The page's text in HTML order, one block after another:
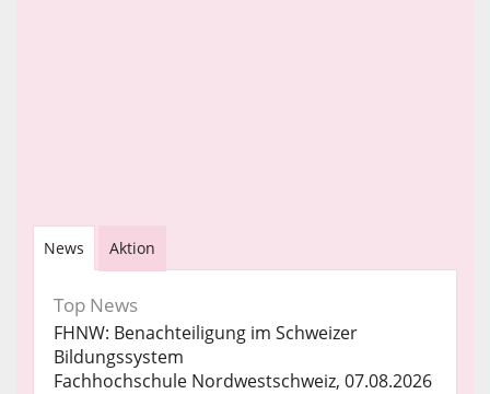
News Aktion
Top News
FHNW: Benachteiligung im Schweizer
Bildungssystem
Fachhochschule Nordwestschweiz, 07.08.2026